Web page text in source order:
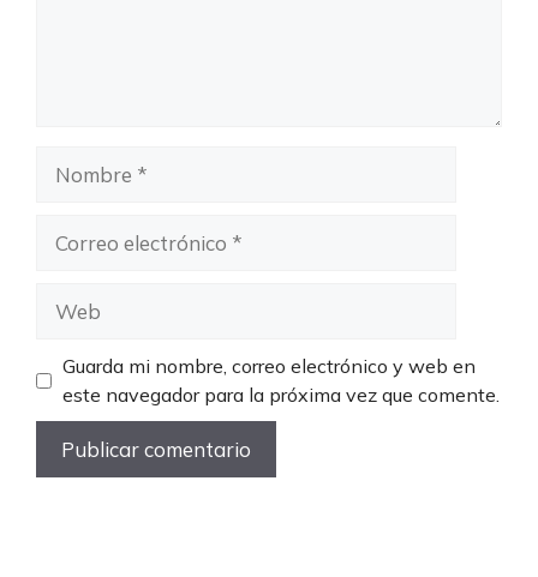
Nombre
electrónico
Guarda mi nombre, correo electrónico y web en
este navegador para la próxima vez que comente.